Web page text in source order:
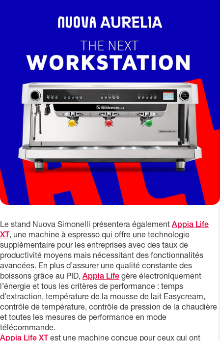
Le stand Nuova Simonelli présentera également Appia Life
XT , une machine à espresso qui offre une technologie
supplémentaire pour les entreprises avec des taux de
productivité moyens mais nécessitant des fonctionnalités
avancées. En plus d’assurer une qualité constante des
boissons grâce au PID, Appia Life gère électroniquement
l’énergie et tous les critères de performance : temps
d’extraction, température de la mousse de lait Easycream,
contrôle de température, contrôle de pression de la chaudière
et toutes les mesures de performance en mode
télécommande.
Appia Life XT est une machine conçue pour ceux qui ont